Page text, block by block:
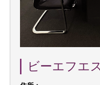
ビーエフエ